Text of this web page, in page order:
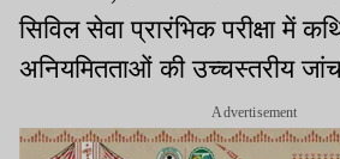
सिविल सेवा प्रारंभिक परीक्षा में
अनियमितताओं की उच्चस्तरीय
Advertisement